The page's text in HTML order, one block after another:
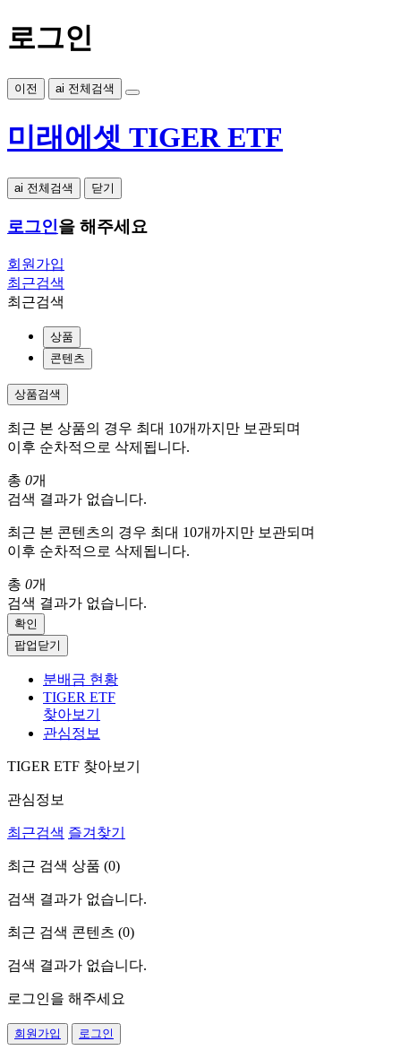
로그인
이전 ai 전체검색
미래에셋 TIGER ETF
ai 전체검색 닫기
로그인을 해주세요
회원가입
최근검색
최근검색
상품
콘텐츠
상품검색
최근 본 상품의 경우 최대 10개까지만 보관되며
이후 순차적으로 삭제됩니다.
총 0개
검색 결과가 없습니다.
최근 본 콘텐츠의 경우 최대 10개까지만 보관되며
이후 순차적으로 삭제됩니다.
총 0개
검색 결과가 없습니다.
확인
팝업닫기
분배금 현황
TIGER ETF
찾아보기
관심정보
TIGER ETF 찾아보기
관심정보
최근검색 즐겨찾기
최근 검색 상품 (0)
검색 결과가 없습니다.
최근 검색 콘텐츠 (0)
검색 결과가 없습니다.
로그인을 해주세요
회원가입 로그인